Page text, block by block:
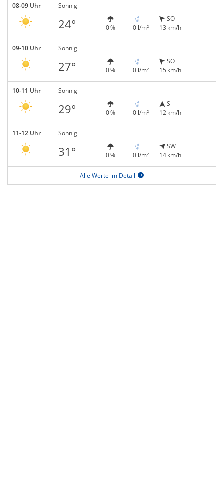
08-09 Uhr Sonnig
24° 0 % 0 l/m²
SO
13 km/h
09-10 Uhr Sonnig
27° 0 % 0 l/m²
SO
15 km/h
10-11 Uhr Sonnig
29° 0 % 0 l/m²
S
12 km/h
11-12 Uhr Sonnig
31° 0 % 0 l/m²
SW
14 km/h
Alle Werte im Detail